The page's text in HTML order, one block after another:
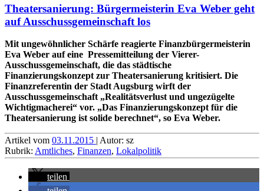
Theatersanierung: Bürgermeisterin Eva Weber geht
auf Ausschussgemeinschaft los
Mit ungewöhnlicher Schärfe reagierte Finanzbürgermeisterin
Eva Weber auf eine Pressemitteilung der Vierer-
Ausschussgemeinschaft, die das städtische
Finanzierungskonzept zur Theatersanierung kritisiert. Die
Finanzreferentin der Stadt Augsburg wirft der
Ausschussgemeinschaft „Realitätsverlust und ungezügelte
Wichtigmacherei“ vor. „Das Finanzierungskonzept für die
Theatersanierung ist solide berechnet“, so Eva Weber.
Artikel vom 03.11.2015 | Autor: sz
Rubrik: Amtliches, Finanzen, Lokalpolitik
teilen